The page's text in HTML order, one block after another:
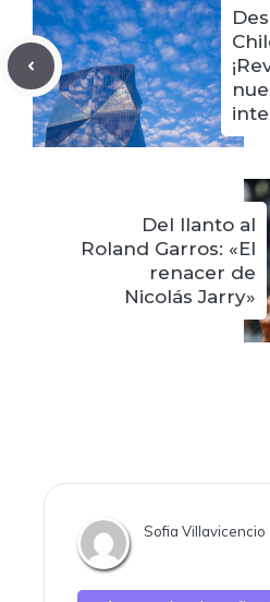
Del llanto al
Roland Garros: «El
renacer de
Nicolás Jarry»
Sofia Villavicencio